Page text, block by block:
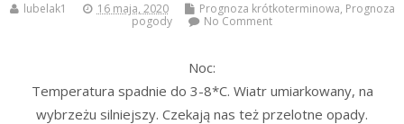
lubelak1 16 maja, 2020 Prognoza krótkoterminowa, Prognoza
pogody
No Comment
Noc:
Temperatura spadnie do 3-8*C. Wiatr umiarkowany, na
wybrzeżu silniejszy. Czekają nas też przelotne opady.